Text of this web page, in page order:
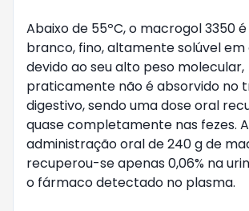
Abaixo de 55ºC, o macrogol 3350
branco, fino, altamente solúvel em
devido ao seu alto peso molecular,
praticamente não é absorvido no
digestivo, sendo uma dose oral
quase completamente nas fezes.
administração oral de 240 g de
recuperou-se apenas 0,06% na
o fármaco detectado no plasma.